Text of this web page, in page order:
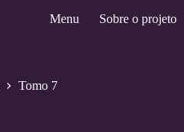
Menu Sobre o projeto
Tomo 7